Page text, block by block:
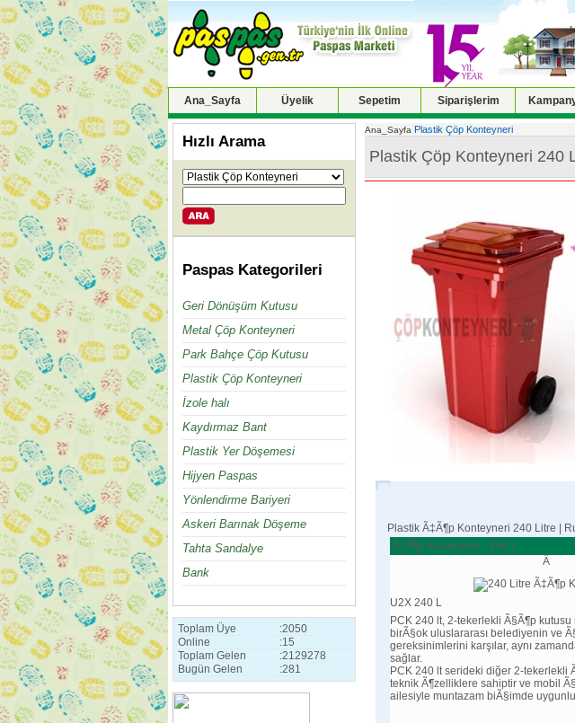
Ana_Sayfa Üyelik Sepetim Siparişlerim
Hızlı Arama
Paspas Kategorileri
Geri Dönüşüm Kutusu
Metal Çöp Konteyneri
Park Bahçe Çöp Kutusu
Plastik Çöp Konteyneri
İzole halı
Kaydırmaz Bant
Plastik Yer Döşemesi
Hijyen Paspas
Yönlendirme Bariyeri
Askeri Barınak Döşeme
Tahta Sandalye
Bank
Toplam Üye :2050
Online
:15
Toplam Gelen
:2129278
Bugün Gelen
:281
Ana_Sayfa Plastik Çöp Konteyneri
Plastik Çöp Konteyneri 240
Plastik Ã‡Ã¶p Konteyneri 240 Litre |
Ã‡Ã¶p Konteyneri - 240 L
Â
U2X 240 L
PCK 240 lt, 2-tekerlekli Ã§Ã¶p
birÃ§ok uluslararası belediyenin ve
gereksinimlerini karşılar, aynı
sağlar.
PCK 240 lt serideki diğer 2-tekerlekli
teknik Ã¶zelliklere sahiptir ve mobil
ailesiyle muntazam biÃ§imde